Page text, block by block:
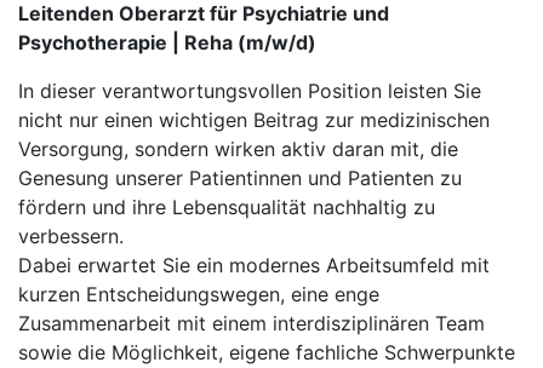
Leitenden Oberarzt für Psychiatrie und
Psychotherapie | Reha (m/w/d)
In dieser verantwortungsvollen Position leisten Sie
nicht nur einen wichtigen Beitrag zur medizinischen
Versorgung, sondern wirken aktiv daran mit, die
Genesung unserer Patientinnen und Patienten zu
fördern und ihre Lebensqualität nachhaltig zu
verbessern.
Dabei erwartet Sie ein modernes Arbeitsumfeld mit
kurzen Entscheidungswegen, eine enge
Zusammenarbeit mit einem interdisziplinären Team
sowie die Möglichkeit, eigene fachliche Schwerpunkte